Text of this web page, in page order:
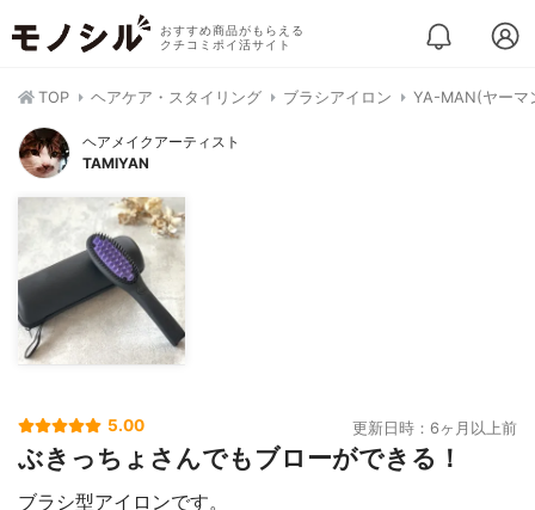
おすすめ商品がもらえる
クチコミポイ活サイト
TOP ヘアケア・スタイリング ブラシアイロン YA-MAN(ヤーマ
ヘアメイクアーティスト
TAMIYAN
5.00 更新日時：6ヶ月以上前
ぶきっちょさんでもブローができる！
ブラシ型アイロンです。